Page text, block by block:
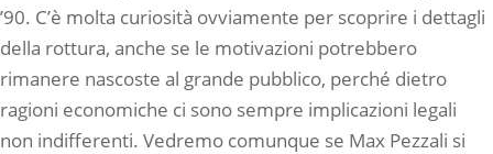
’90. C’è molta curiosità ovviamente per scoprire i dettagli
della rottura, anche se le motivazioni potrebbero
rimanere nascoste al grande pubblico, perché dietro
ragioni economiche ci sono sempre implicazioni legali
non indifferenti. Vedremo comunque se Max Pezzali si